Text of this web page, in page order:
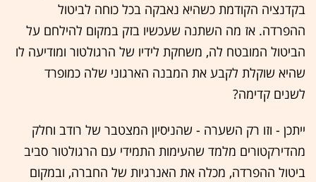
בקדנציה הקודמת כשהיא נאבקה בכל כוחה לביטול
ההפרדה. אז מה השתנה שעכשיו בזק במקום להילחם על
הביטול המובטח לה, משחקת לידיו של הרגולטור ומודיעה לו
שהיא שוקלת לקבע את המבנה הארגוני שלה כמופרד
לשנים קדימה?
ייתכן - וזו רק השערה - שהניסיון המצטבר של רודב וחלק
מהדירקטורים מלמד שהעימות התמידי עם הרגולטור סביב
ביטול ההפרדה, מכלה את האנרגיות של החברה, ובמקום